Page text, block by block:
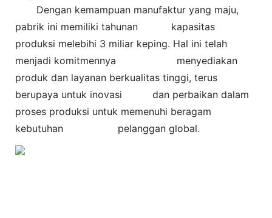
Dengan kemampuan manufaktur yang maju,
pabrik ini memiliki tahunan
kapasitas
produksi melebihi 3 miliar keping. Hal ini telah
menjadi komitmennya
menyediakan
produk dan layanan berkualitas tinggi, terus
berupaya untuk inovasi dan perbaikan dalam
proses produksi untuk memenuhi beragam
kebutuhan pelanggan global.